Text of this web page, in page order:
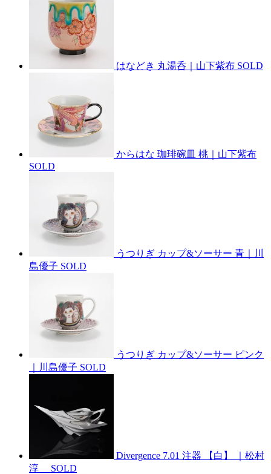
はなどき 丸湯呑｜山下紫布 SOLD
からはな 珈琲碗皿 桃｜山下紫布
SOLD
うつりぎ カップ&ソーサー 青｜川
島優子 SOLD
うつりぎ カップ&ソーサー ピンク
｜川島優子 SOLD
Divergence 7.01 注器 【白】 ｜松村
淳
SOLD